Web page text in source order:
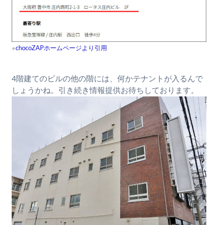
※chocoZAPホームページより引用
4階建てのビルの他の階には、何かテナントが入るんで
しょうかね。引き続き情報提供お待ちしております。